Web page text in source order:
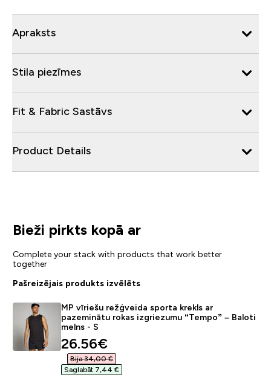
Apraksts
Stila piezīmes
Fit & Fabric Sastāvs
Product Details
Bieži pirkts kopā ar
Complete your stack with products that work better
together
Pašreizējais produkts izvēlēts
MP vīriešu režģveida sporta krekls ar
pazeminātu rokas izgriezumu “Tempo” – Baloti
melns - S
discounted price
26.56€‎
Bija 34,00 €‎
Saglabāt 7,44 €‎